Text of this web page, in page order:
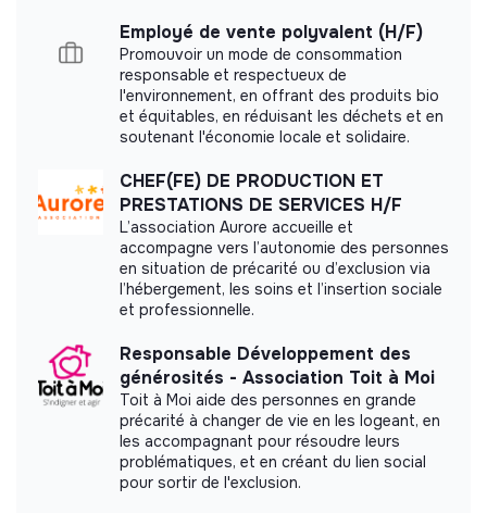
Infos pratiques
📍 Lieu : Paris 03
💼 Contrat : Stage de fin d’études 6 mois minimum
💶 Indemnités : selon réglementation + Pass Navigo +
carte restaurant Swile
🕒 Début : dès que possible
📝 Processus de recrutement
Envoyer un CV et un mail de présentation
Visite dans nos bureaux
Puis entretiens avec les fondateurs
Cas pratique
Impact study
Discover the impact study
Labels and certifications
This structure did not communicate to us the
labels or certifications that it was able to obtain.
Employé de vente polyvalent (H/F)
Promouvoir un mode de consommation
responsable et respectueux de
l'environnement, en offrant des produits bio
et équitables, en réduisant les déchets et en
soutenant l'économie locale et solidaire.
CHEF(FE) DE PRODUCTION ET
PRESTATIONS DE SERVICES H/F
L’association Aurore accueille et
accompagne vers l’autonomie des personnes
en situation de précarité ou d’exclusion via
l’hébergement, les soins et l’insertion sociale
et professionnelle.
Responsable Développement des
générosités - Association Toit à Moi
Toit à Moi aide des personnes en grande
précarité à changer de vie en les logeant, en
les accompagnant pour résoudre leurs
problématiques, et en créant du lien social
pour sortir de l'exclusion.